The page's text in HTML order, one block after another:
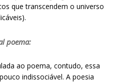
que transcendem o universo
poema:
ao poema, contudo, essa
indissociável. A poesia